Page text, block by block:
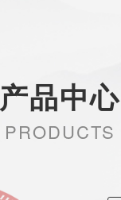
产品中心
PRODUCTS